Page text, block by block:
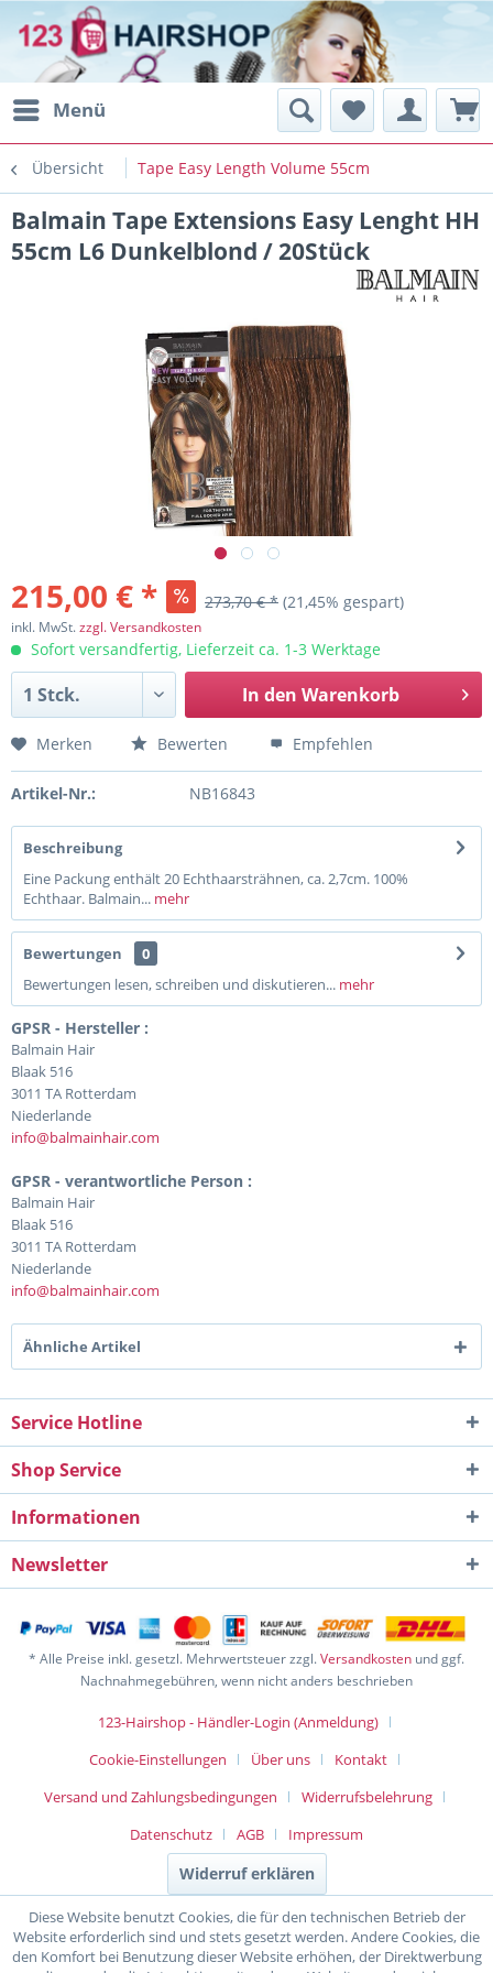
Menü
Übersicht Tape Easy Length Volume 55cm
Balmain Tape Extensions Easy Lenght HH
55cm L6 Dunkelblond / 20Stück
215,00 € * 273,70 € * (21,45% gespart)
inkl. MwSt.zzgl. Versandkosten
Sofort versandfertig, Lieferzeit ca. 1-3 Werktage
In den Warenkorb
Merken Bewerten Empfehlen
Artikel-Nr.: NB16843
Beschreibung
Eine Packung enthält 20 Echthaarsträhnen, ca. 2,7cm. 100%
Echthaar. Balmain... mehr
Bewertungen
0
Bewertungen lesen, schreiben und diskutieren... mehr
GPSR - Hersteller :
Balmain Hair
Blaak 516
3011 TA Rotterdam
Niederlande
info@balmainhair.com
GPSR - verantwortliche Person :
Balmain Hair
Blaak 516
3011 TA Rotterdam
Niederlande
info@balmainhair.com
Ähnliche Artikel
Service Hotline
Shop Service
Informationen
Newsletter
* Alle Preise inkl. gesetzl. Mehrwertsteuer zzgl.Versandkosten und ggf.
Nachnahmegebühren, wenn nicht anders beschrieben
123-Hairshop - Händler-Login (Anmeldung)
Cookie-Einstellungen
Über uns
Kontakt
Versand und Zahlungsbedingungen
Widerrufsbelehrung
Datenschutz
AGB Impressum
Widerruf erklären
Diese Website benutzt Cookies, die für den technischen Betrieb der
Website erforderlich sind und stets gesetzt werden. Andere Cookies, die
den Komfort bei Benutzung dieser Website erhöhen, der Direktwerbung